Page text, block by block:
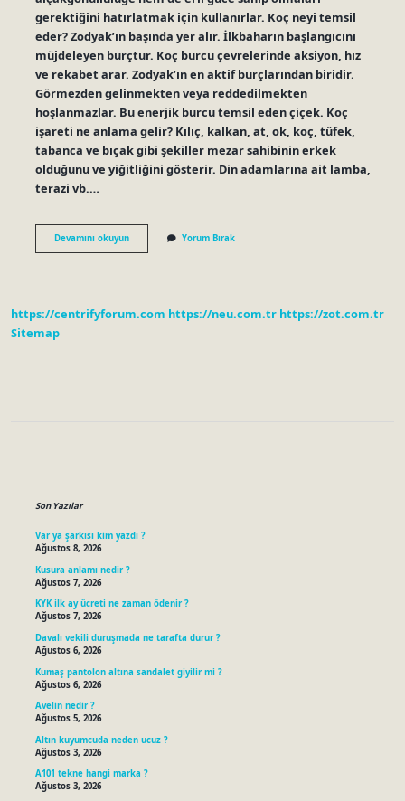
gerektiğini hatırlatmak için kullanırlar. Koç neyi temsil
eder? Zodyak’ın başında yer alır. İlkbaharın başlangıcını
müjdeleyen burçtur. Koç burcu çevrelerinde aksiyon, hız
ve rekabet arar. Zodyak’ın en aktif burçlarından biridir.
Görmezden gelinmekten veya reddedilmekten
hoşlanmazlar. Bu enerjik burcu temsil eden çiçek. Koç
işareti ne anlama gelir? Kılıç, kalkan, at, ok, koç, tüfek,
tabanca ve bıçak gibi şekiller mezar sahibinin erkek
olduğunu ve yiğitliğini gösterir. Din adamlarına ait lamba,
terazi vb.…
Devamını okuyunKoç
Sembolü
Yorum Bırak
https://centrifyforum.com https://neu.com.tr https://zot.com.tr
Sitemap
Son Yazılar
Var ya şarkısı kim yazdı ?
Ağustos 8, 2026
Kusura anlamı nedir ?
Ağustos 7, 2026
KYK ilk ay ücreti ne zaman ödenir ?
Ağustos 7, 2026
Davalı vekili duruşmada ne tarafta durur ?
Ağustos 6, 2026
Kumaş pantolon altına sandalet giyilir mi ?
Ağustos 6, 2026
Avelin nedir ?
Ağustos 5, 2026
Altın kuyumcuda neden ucuz ?
Ağustos 3, 2026
A101 tekne hangi marka ?
Ağustos 3, 2026